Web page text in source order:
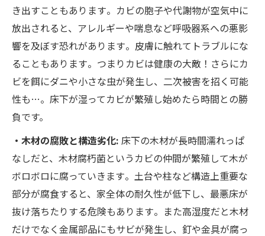
き出すこともあります​。カビの胞子や代謝物が空気中に
放出されると、アレルギーや喘息など呼吸器系への悪影
響を及ぼす恐れがあります​。皮膚に触れてトラブルにな
ることもあります​。つまりカビは健康の大敵！さらにカ
ビを餌にダニや小さな虫が発生し、二次被害を招く可能
性も…​。床下が湿ってカビが繁殖し始めたら時間との勝
負です。
・木材の腐敗と構造劣化: 床下の木材が長時間濡れっぱ
なしだと、木材腐朽菌というカビの仲間が繁殖して木が
ボロボロに腐っていきます​。土台や柱など構造上重要な
部分が腐食すると、家全体の耐久性が低下し、最悪床が
抜け落ちたりする危険もあります​。また高湿度だと木材
だけでなく金属部品にもサビが発生し、釘や金具が腐っ